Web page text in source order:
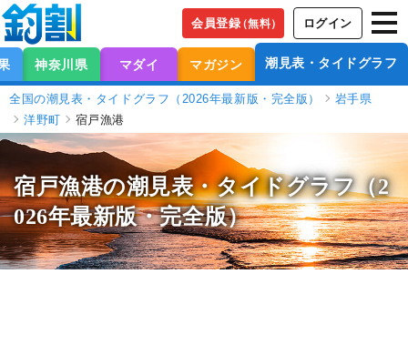
会員登録（無料） ログイン
神奈川県 マダイ マガジン 潮見表・タイドグラフ
全国の潮見表・タイドグラフ（2026年最新版・完全版）
岩手県
洋野町
宿戸漁港
宿戸漁港の潮見表・タイドグラフ（2
026年最新版・完全版）